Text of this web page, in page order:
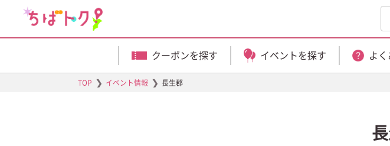
クーポンを探す イベントを探す よく
TOP ❯ イベント情報 ❯ 長生郡